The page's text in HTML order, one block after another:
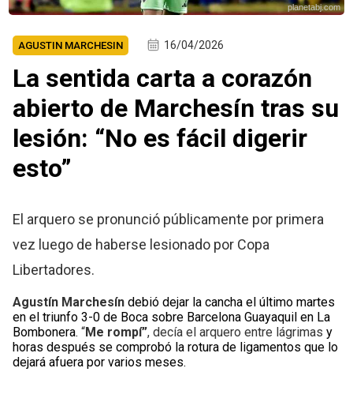
planetabj.com
AGUSTIN MARCHESIN 16/04/2026
La sentida carta a corazón
abierto de Marchesín tras su
lesión: “No es fácil digerir
esto”
El arquero se pronunció públicamente por primera
vez luego de haberse lesionado por Copa
Libertadores.
Agustín Marchesín debió dejar la cancha el último martes
en el triunfo 3-0 de Boca sobre Barcelona Guayaquil en La
Bombonera.“Me rompí”, decía el arquero entre lágrimas y
horas después se comprobó la rotura de ligamentos que lo
dejará afuera por varios meses.